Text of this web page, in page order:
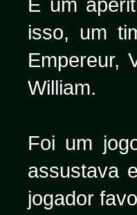
isso, um
Empereur,
William.
Foi um
assustava
jogador